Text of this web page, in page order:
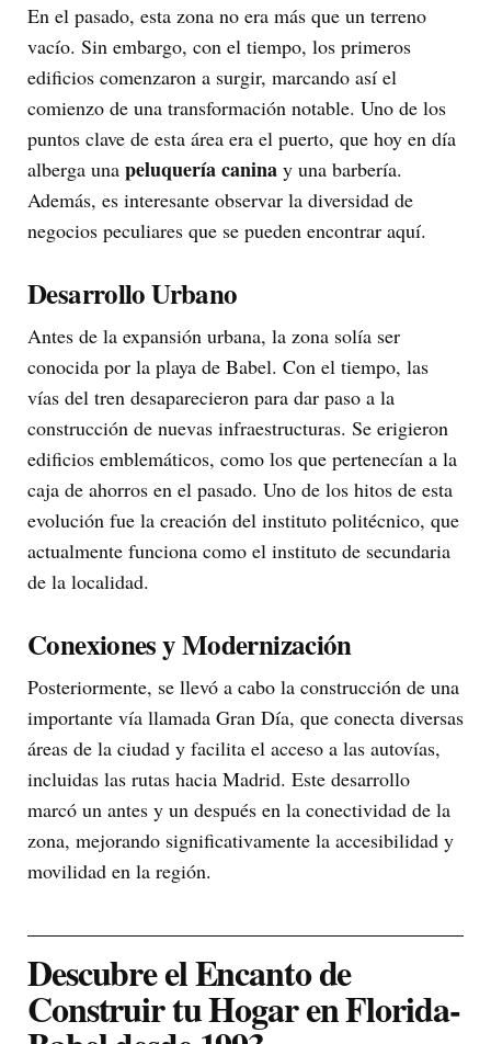
En el pasado, esta zona no era más que un terreno
vacío. Sin embargo, con el tiempo, los primeros
edificios comenzaron a surgir, marcando así el
comienzo de una transformación notable. Uno de los
puntos clave de esta área era el puerto, que hoy en día
alberga una peluquería canina y una barbería.
Además, es interesante observar la diversidad de
negocios peculiares que se pueden encontrar aquí.
Desarrollo Urbano
Antes de la expansión urbana, la zona solía ser
conocida por la playa de Babel. Con el tiempo, las
vías del tren desaparecieron para dar paso a la
construcción de nuevas infraestructuras. Se erigieron
edificios emblemáticos, como los que pertenecían a la
caja de ahorros en el pasado. Uno de los hitos de esta
evolución fue la creación del instituto politécnico, que
actualmente funciona como el instituto de secundaria
de la localidad.
Conexiones y Modernización
Posteriormente, se llevó a cabo la construcción de una
importante vía llamada Gran Día, que conecta diversas
áreas de la ciudad y facilita el acceso a las autovías,
incluidas las rutas hacia Madrid. Este desarrollo
marcó un antes y un después en la conectividad de la
zona, mejorando significativamente la accesibilidad y
movilidad en la región.
Descubre el Encanto de
Construir tu Hogar en Florida-